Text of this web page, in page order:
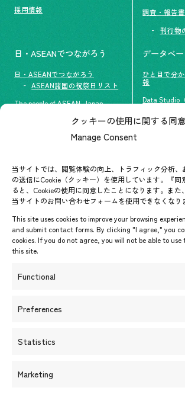
クッキーの使用に関する同
Manage Consent
当サイトでは、閲覧体験の向上、トラフィック分析、
の送信にCookie（クッキー）を使用しています。『同
ると、Cookieの使用に同意したことになります。また
当サイトのお問い合わせフォームを使用できなくなり
This site uses cookies to improve your browsing
and submit contact forms. By clicking "I agree," you
cookies. If you do not agree, you will not be able to
this site.
Functional
Preferences
Statistics
Marketing
採用情報
調査・報告書
刊行物
日・ASEANでつながろう
日・ASEANでつながろう
ASEAN諸国の祝祭日リスト
The people of ASEAN-Japan
グループ訪問の受け入れ
ASEANPEDIA
イベント・お知らせ
開催中・開催予定のイベント
イベント案内
お知らせ
データベ
ひと目で分
報
Data Studio
お問い合わ